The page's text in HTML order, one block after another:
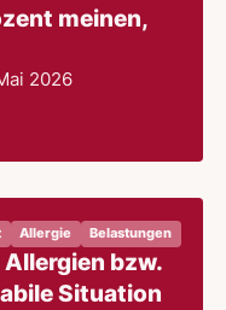
meinen,
2026
Allergie Belastungen
bzw.
Situation